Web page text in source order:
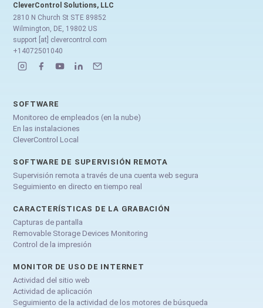
CleverControl Solutions, LLC
2810 N Church St STE 89852
Wilmington, DE, 19802 US
support [at] clevercontrol.com
+14072501040
SOFTWARE
Monitoreo de empleados (en la nube)
En las instalaciones
CleverControl Local
SOFTWARE DE SUPERVISIÓN REMOTA
Supervisión remota a través de una cuenta web segura
Seguimiento en directo en tiempo real
CARACTERÍSTICAS DE LA GRABACIÓN
Capturas de pantalla
Removable Storage Devices Monitoring
Control de la impresión
MONITOR DE USO DE INTERNET
Actividad del sitio web
Actividad de aplicación
Seguimiento de la actividad de los motores de búsqueda